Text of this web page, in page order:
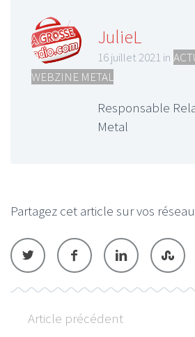
JulieL
16 juillet 2021 in
WEBZINE METAL
Responsable
Metal
Partagez cet article sur vos
Article précédent